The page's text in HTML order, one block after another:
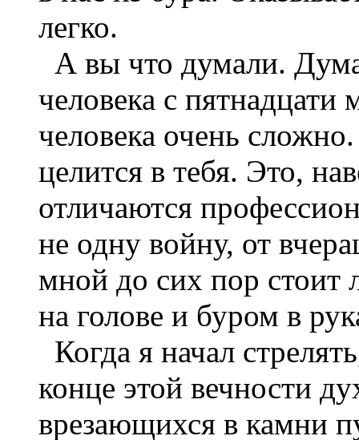
легко.
А вы что думали.
человека с
человека очень
целится в тебя. Это,
отличаются
не одну войну, от
мной до сих пор стоит
на голове и буром в
Когда я начал
конце этой вечности
врезающихся в камни